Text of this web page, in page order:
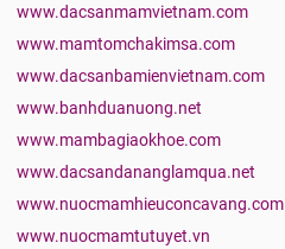
www.dacsanmamvietnam.com
www.mamtomchakimsa.com
www.dacsanbamienvietnam.com
www.banhduanuong.net
www.mambagiaokhoe.com
www.dacsandananglamqua.net
www.nuocmamhieuconcavang.com
www.nuocmamtutuyet.vn